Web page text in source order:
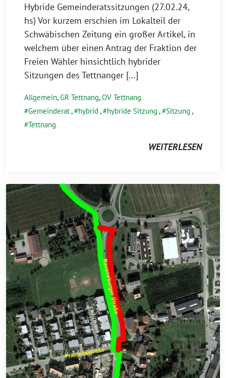
Hybride Gemeinderatssitzungen (27.02.24,
hs) Vor kur­zem erschien im Lokalteil der
Schwäbischen Zeitung ein gro­ßer Artikel, in
wel­chem über einen Antrag der Fraktion der
Freien Wähler hin­sicht­lich hybri­der
Sitzungen des Tettnanger […]
Allgemein,GR Tettnang,OV Tettnang
Gemeinderat, hybrid , hybride Sitzung , Sitzung ,
Tettnang
WEITERLESEN